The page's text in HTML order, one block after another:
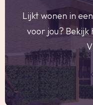
doorhalen van de
het kadaster
worden. Zijn de
doorhaling hoger
wordt het
gebracht.
Indien de koper
Lijkt wonen in
voor jou?